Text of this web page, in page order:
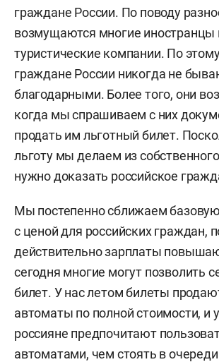
граждане России. По поводу
возмущаются многие иностранцы
туристические компании. По
граждане России никогда не
благодарными. Более того, они
когда мы спрашиваем с них
продать им льготный билет.
льготу мы делаем из
нужно доказать российское
Мы постепенно сближаем
с ценой для российских граждан,
действительно зарплаты
сегодня многие могут позволить
билет. У нас летом билеты
автоматы по полной стоимости, и
россияне предпочитают
автоматами, чем стоять в